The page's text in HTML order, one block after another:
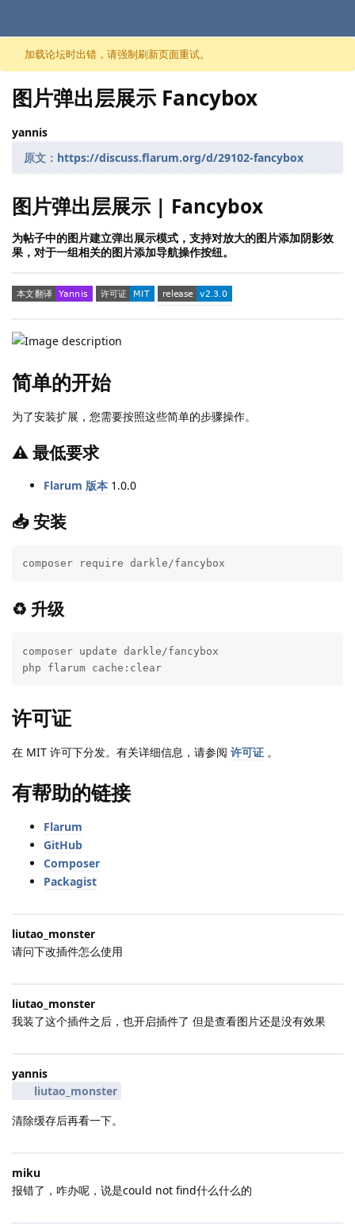
跳至内容
加载论坛时出错，请强制刷新页面重试。
图片弹出层展示 Fancybox
yannis
原文： https://discuss.flarum.org/d/29102-fancybox
图片弹出层展示 | Fancybox
为帖子中的图片建立弹出展示模式，支持对放大的图片添加阴影效
果，对于一组相关的图片添加导航操作按纽。
简单的开始
为了安装扩展，您需要按照这些简单的步骤操作。
⚠️ 最低要求
Flarum 版本 1.0.0
📥 安装
composer require darkle/fancybox
♻ 升级
composer update darkle/fancybox
php flarum cache:clear
许可证
在 MIT 许可下分发。有关详细信息，请参阅 许可证 。
有帮助的链接
Flarum
GitHub
Composer
Packagist
liutao_monster
请问下改插件怎么使用
liutao_monster
我装了这个插件之后，也开启插件了 但是查看图片还是没有效果
yannis
liutao_monster
清除缓存后再看一下。
miku
报错了，咋办呢，说是could not find什么什么的